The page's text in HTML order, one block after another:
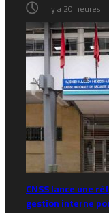
il y a 20 heures
CNSS lance une
gestion interne